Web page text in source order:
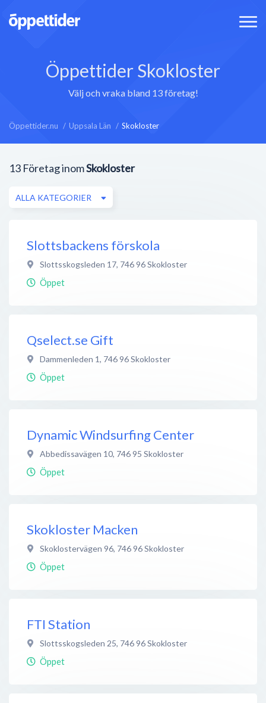
Öppettider Skokloster
Välj och vraka bland 13 företag!
Öppettider.nu Uppsala Län Skokloster
13 Företag inomSkokloster
ALLA KATEGORIER
Slottsbackens förskola
Slottsskogsleden 17, 746 96Skokloster
Öppet
Qselect.se Gift
Dammenleden 1, 746 96Skokloster
Öppet
Dynamic Windsurfing Center
Abbedissavägen 10, 746 95 Skokloster
Öppet
Skokloster Macken
Skoklostervägen 96, 746 96Skokloster
Öppet
FTI Station
Slottsskogsleden 25, 746 96Skokloster
Öppet